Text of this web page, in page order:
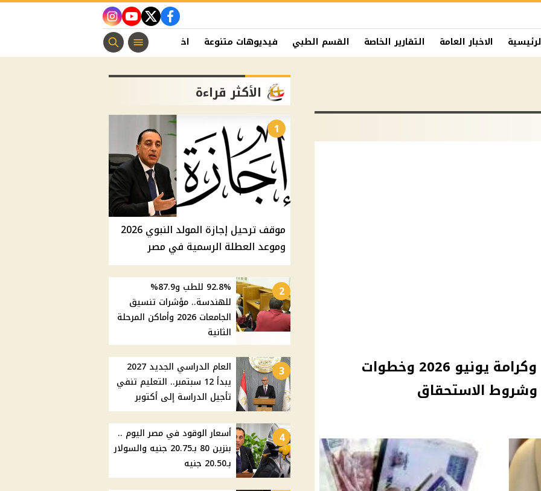
facebook
twitter
youtube
instagram
الاخبار العامة التقارير الخاصة القسم الطبي فيديوهات متنوعة اخبار الفن منوعات مسيحية
موعد صرف معاش تكافل وكرامة يونيو 2026 وخطوات
وشروط الاستحقاق
الأكثر قراءة
1
موقف ترحيل إجازة المولد النبوي 2026
وموعد العطلة الرسمية في مصر
2
92.8% للطب و87.9%
للهندسة.. مؤشرات تنسيق
الجامعات 2026 وأماكن المرحلة
الثانية
3
العام الدراسي الجديد 2027
يبدأ 12 سبتمبر.. التعليم تنفي
تأجيل الدراسة إلى أكتوبر
4
أسعار الوقود في مصر اليوم ..
بنزين 80 بـ20.75 جنيه والسولار
بـ20.50 جنيه